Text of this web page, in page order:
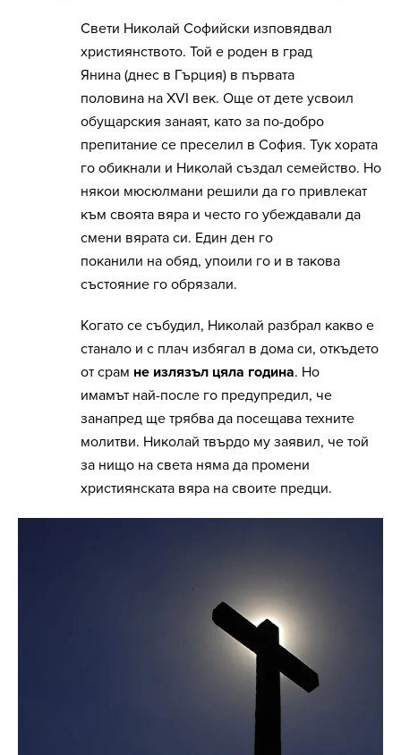
Свети Николай Софийски изповядвал
християнството. Той е роден в град
Янина (днес в Гърция) в първата
половина на XVI век. Още от дете усвоил
обущарския занаят, като за по-добро
препитание се преселил в София. Тук хората
го обикнали и Николай създал семейство. Но
някои мюсюлмани решили да го привлекат
към своята вяра и често го убеждавали да
смени вярата си. Един ден го
поканили на обяд, упоили го и в такова
състояние го обрязали.
Когато се събудил, Николай разбрал какво е
станало и с плач избягал в дома си, откъдето
от срам не излязъл цяла година. Но
имамът най-после го предупредил, че
занапред ще трябва да посещава техните
молитви. Николай твърдо му заявил, че той
за нищо на света няма да промени
християнската вяра на своите предци.